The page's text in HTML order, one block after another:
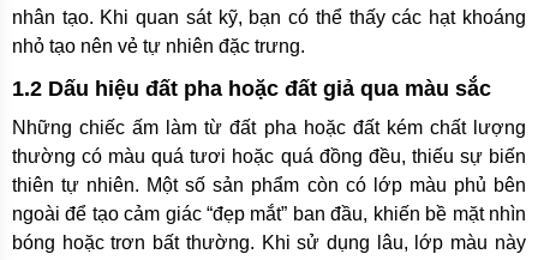
nhân tạo. Khi quan sát kỹ, bạn có thể thấy các hạt khoáng
nhỏ tạo nên vẻ tự nhiên đặc trưng.
1.2 Dấu hiệu đất pha hoặc đất giả qua màu sắc
Những chiếc ấm làm từ đất pha hoặc đất kém chất lượng
thường có màu quá tươi hoặc quá đồng đều, thiếu sự biến
thiên tự nhiên. Một số sản phẩm còn có lớp màu phủ bên
ngoài để tạo cảm giác “đẹp mắt” ban đầu, khiến bề mặt nhìn
bóng hoặc trơn bất thường. Khi sử dụng lâu, lớp màu này